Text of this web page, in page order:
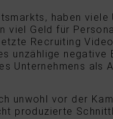
haben viele
viel Geld für
Recruiting
unzählige negative
Unternehmens als
unwohl vor der
produzierte